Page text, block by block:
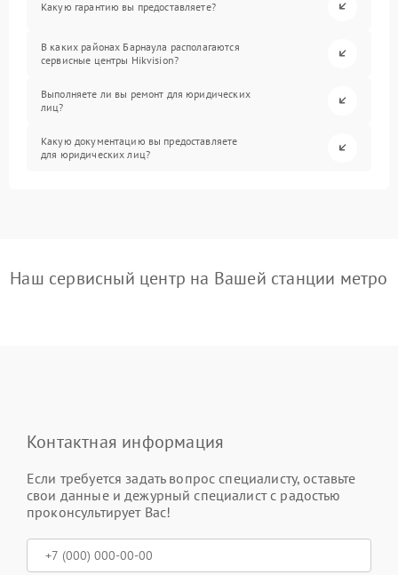
Какую гарантию вы предоставляете?
В каких районах Барнаула располагаются
сервисные центры Hikvision?
Выполняете ли вы ремонт для юридических
лиц?
Какую документацию вы предоставляете
для юридических лиц?
Наш сервисный центр на Вашей станции метро
Контактная информация
Если требуется задать вопрос специалисту, оставьте
свои данные и дежурный специалист с радостью
проконсультирует Вас!